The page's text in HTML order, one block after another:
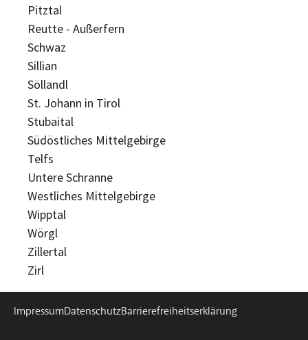
Pitztal
Reutte - Außerfern
Schwaz
Sillian
Söllandl
St. Johann in Tirol
Stubaital
Südöstliches Mittelgebirge
Telfs
Untere Schranne
Westliches Mittelgebirge
Wipptal
Wörgl
Zillertal
Zirl
ImpressumDatenschutzBarrierefreiheitserklärung